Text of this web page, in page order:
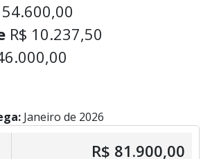
54.600,00
R$ 10.237,50
Janeiro de 2026
R$ 81.900,00